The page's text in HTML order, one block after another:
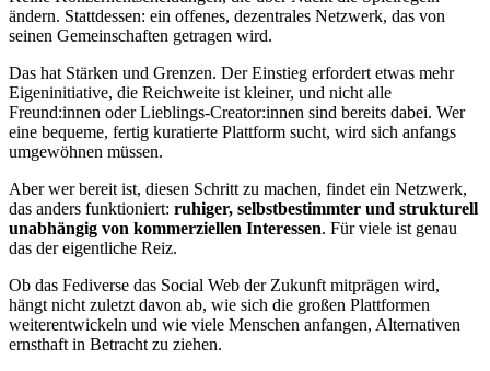
ändern. Stattdessen: ein offenes, dezentrales Netzwerk, das von
seinen Gemeinschaften getragen wird.
Das hat Stärken und Grenzen. Der Einstieg erfordert etwas mehr
Eigeninitiative, die Reichweite ist kleiner, und nicht alle
Freund:innen oder Lieblings-Creator:innen sind bereits dabei. Wer
eine bequeme, fertig kuratierte Plattform sucht, wird sich anfangs
umgewöhnen müssen.
Aber wer bereit ist, diesen Schritt zu machen, findet ein Netzwerk,
das anders funktioniert: ruhiger, selbstbestimmter und strukturell
unabhängig von kommerziellen Interessen. Für viele ist genau
das der eigentliche Reiz.
Ob das Fediverse das Social Web der Zukunft mitprägen wird,
hängt nicht zuletzt davon ab, wie sich die großen Plattformen
weiterentwickeln und wie viele Menschen anfangen, Alternativen
ernsthaft in Betracht zu ziehen.